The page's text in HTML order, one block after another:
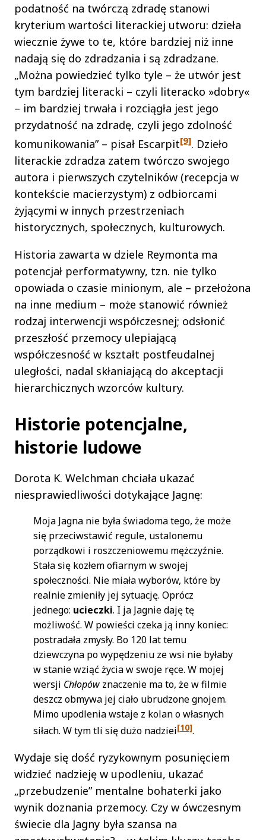
podatność na twórczą zdradę stanowi
kryterium wartości literackiej utworu: dzieła
wiecznie żywe to te, które bardziej niż inne
nadają się do zdradzania i są zdradzane.
„Można powiedzieć tylko tyle – że utwór jest
tym bardziej literacki – czyli literacko »dobry«
– im bardziej trwała i rozciągła jest jego
przydatność na zdradę, czyli jego zdolność
komunikowania” – pisał Escarpit[9]. Dzieło
literackie zdradza zatem twórczo swojego
autora i pierwszych czytelników (recepcja w
kontekście macierzystym) z odbiorcami
żyjącymi w innych przestrzeniach
historycznych, społecznych, kulturowych.
Historia zawarta w dziele Reymonta ma
potencjał performatywny, tzn. nie tylko
opowiada o czasie minionym, ale – przełożona
na inne medium – może stanowić również
rodzaj interwencji współczesnej; odsłonić
przeszłość przemocy ulepiającą
współczesność w kształt postfeudalnej
uległości, nadal skłaniającą do akceptacji
hierarchicznych wzorców kultury.
Historie potencjalne,
historie ludowe
Dorota K. Welchman chciała ukazać
niesprawiedliwości dotykające Jagnę:
Moja Jagna nie była świadoma tego, że może
się przeciwstawić regule, ustalonemu
porządkowi i roszczeniowemu mężczyźnie.
Stała się kozłem ofiarnym w swojej
społeczności. Nie miała wyborów, które by
realnie zmieniły jej sytuację. Oprócz
jednego: ucieczki. I ja Jagnie daję tę
możliwość. W powieści czeka ją inny koniec:
postradała zmysły. Bo 120 lat temu
dziewczyna po wypędzeniu ze wsi nie byłaby
w stanie wziąć życia w swoje ręce. W mojej
wersji Chłopów znaczenie ma to, że w filmie
deszcz obmywa jej ciało ubrudzone gnojem.
Mimo upodlenia wstaje z kolan o własnych
siłach. W tym tli się dużo nadziei[10].
Wydaje się dość ryzykownym posunięciem
widzieć nadzieję w upodleniu, ukazać
„przebudzenie” mentalne bohaterki jako
wynik doznania przemocy. Czy w ówczesnym
świecie dla Jagny była szansa na